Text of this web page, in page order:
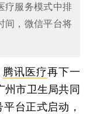
疗服务模式中排
间，微信平台将
腾讯医疗再下一
州市卫生局共同
台正式启动，